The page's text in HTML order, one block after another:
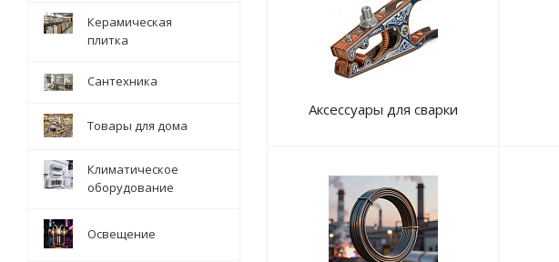
Аксессуары для сварки
Керамическая
плитка
Сантехника
Товары для дома
Климатическое
оборудование
Освещение